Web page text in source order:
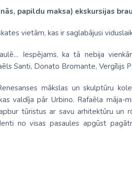
papildu maksa) ekskursijas
vietām, kas ir saglabājusi
Iespējams, ka tā nebija
Santi, Donato Bromante, Vergīlijs
mākslas un skulptūru
valdīja pār Urbino. Rafaēla māja-
tūristus ar savu arhitektūru un
no visas pasaules apgūst